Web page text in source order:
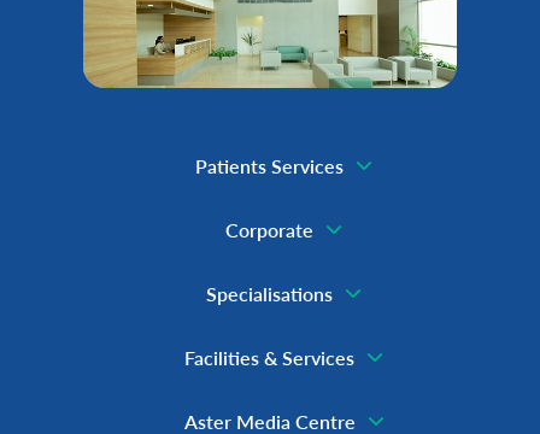
Patients Services
Corporate
Specialisations
Facilities & Services
Aster Media Centre